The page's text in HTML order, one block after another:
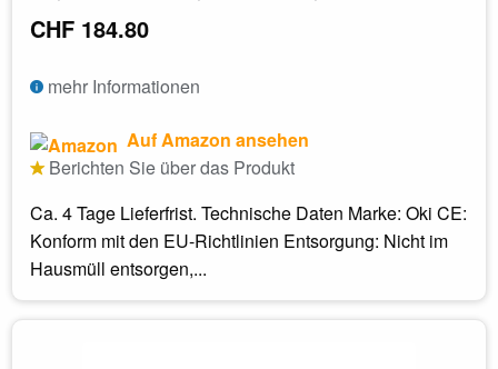
CHF 184.80
mehr Informationen
Auf Amazon ansehen
Berichten Sie über das Produkt
Ca. 4 Tage Lieferfrist. Technische Daten Marke: Oki CE:
Konform mit den EU-Richtlinien Entsorgung: Nicht im
Hausmüll entsorgen,...